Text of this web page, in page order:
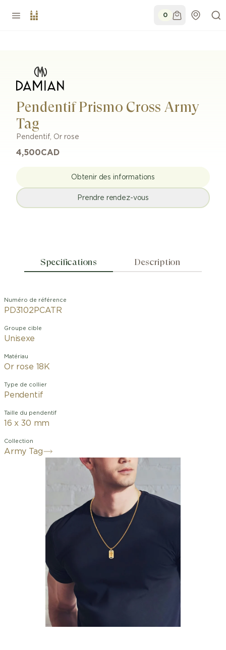
0
Pendentif Prismo Cross Army
Tag
Pendentif, Or rose
4,500CAD
Obtenir des informations
Prendre rendez-vous
Specifications Description
Numéro de référence
PD3102PCATR
Groupe cible
Unisexe
Matériau
Or rose 18K
Type de collier
Pendentif
Taille du pendentif
16 x 30 mm
Collection
Army Tag